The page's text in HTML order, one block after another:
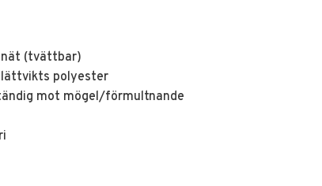
nät (tvättbar)
polyester
mot mögel/förmultnande